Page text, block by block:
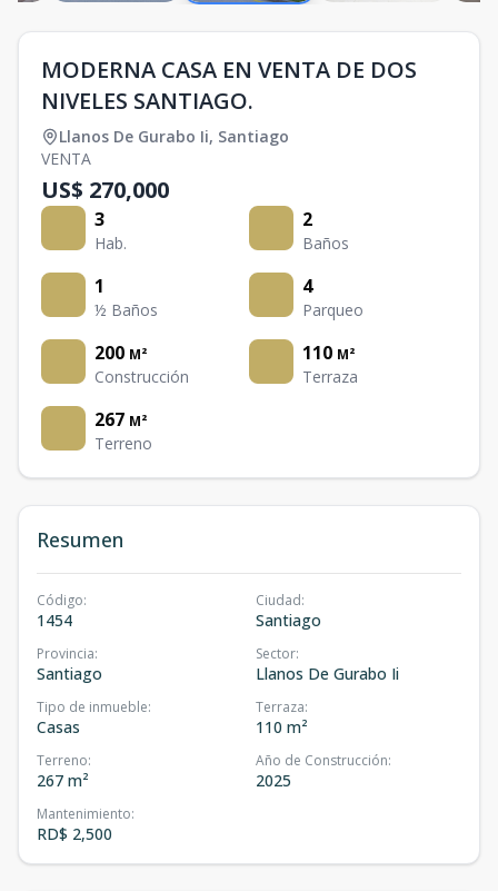
MODERNA CASA EN VENTA DE DOS
NIVELES SANTIAGO.
Llanos De Gurabo Ii, Santiago
VENTA
US$ 270,000
3
Hab.
2
Baños
1
½ Baños
4
Parqueo
200 M²
Construcción
110 M²
Terraza
267 M²
Terreno
Resumen
Código:
1454
Ciudad:
Santiago
Provincia:
Santiago
Sector:
Llanos De Gurabo Ii
Tipo de inmueble:
Casas
Terraza:
110 m²
Terreno:
267 m²
Año de Construcción:
2025
Mantenimiento:
RD$ 2,500